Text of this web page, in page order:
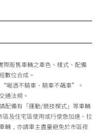
際販售車輛之車色、樣式、配備
數位合成。
喝酒不騎車、騎車不飆車”。
通法規。
配備有「運動/競技模式」等車輛
及住宅區使用或行使急加速、拉
輛，亦請車主盡量避免於市區夜